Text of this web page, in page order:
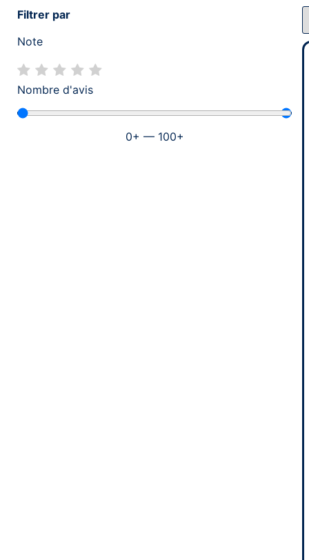
Filtrer par
Note
Nombre d'avis
0+ — 100+